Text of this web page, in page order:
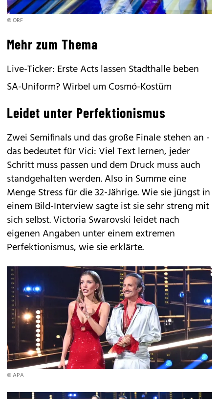
© ORF
Mehr zum Thema
Live-Ticker: Erste Acts lassen Stadthalle beben
SA-Uniform? Wirbel um Cosmó-Kostüm
Leidet unter Perfektionismus
Zwei Semifinals und das große Finale stehen an -
das bedeutet fürVici: Viel Text lernen, jeder
Schritt muss passen und dem Druck muss auch
standgehalten werden. Also in Summe eine
Menge Stress für die 32-Jährige. Wie sie jüngst in
einem Bild-Interview sagte ist sie sehr streng mit
sich selbst. Victoria Swarovski leidet nach
eigenen Angaben unter einem extremen
Perfektionismus, wie sie erklärte.
© APA